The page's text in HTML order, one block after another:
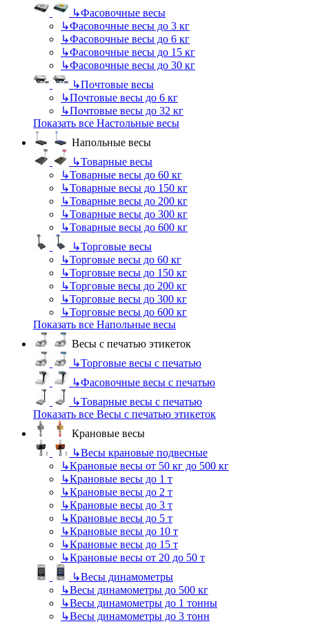
↳Фасовочные весы
↳Фасовочные весы до 3 кг
↳Фасовочные весы до 6 кг
↳Фасовочные весы до 15 кг
↳Фасовочные весы до 30 кг
↳Почтовые весы
↳Почтовые весы до 6 кг
↳Почтовые весы до 32 кг
Показать все Настольные весы
Напольные весы
↳Товарные весы
↳Товарные весы до 60 кг
↳Товарные весы до 150 кг
↳Товарные весы до 200 кг
↳Товарные весы до 300 кг
↳Товарные весы до 600 кг
↳Торговые весы
↳Торговые весы до 60 кг
↳Торговые весы до 150 кг
↳Торговые весы до 200 кг
↳Торговые весы до 300 кг
↳Торговые весы до 600 кг
Показать все Напольные весы
Весы с печатью этикеток
↳Торговые весы с печатью
↳Фасовочные весы с печатью
↳Товарные весы с печатью
Показать все Весы с печатью этикеток
Крановые весы
↳Весы крановые подвесные
↳Крановые весы от 50 кг до 500 кг
↳Крановые весы до 1 т
↳Крановые весы до 2 т
↳Крановые весы до 3 т
↳Крановые весы до 5 т
↳Крановые весы до 10 т
↳Крановые весы до 15 т
↳Крановые весы от 20 до 50 т
↳Весы динамометры
↳Весы динамометры до 500 кг
↳Весы динамометры до 1 тонны
↳Весы динамометры до 3 тонн